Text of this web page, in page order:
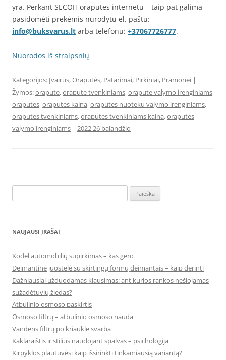
yra. Perkant SECOH orapūtes internetu – taip pat galima
pasidomėti prekėmis nurodytu el. paštu:
info@buksvarus.lt arba telefonu: +37067726777.
Nuorodos iš straipsnių
Kategorijos: Įvairūs,Orapūtės, Patarimai, Pirkiniai, Pramonei |
Žymos:orapute,orapute tvenkiniams,orapute valymo irenginiams,
oraputes,oraputes kaina,oraputes nuoteku valymo irenginiams,
oraputes tvenkiniams,oraputes tvenkiniams kaina,oraputes
valymo irenginiams | 2022 26 balandžio
NAUJAUSI ĮRAŠAI
Kodėl automobilių supirkimas – kas gero
Deimantinė juostelė su skirtingų formų deimantais – kaip derinti
Dažniausiai užduodamas klausimas: ant kurios rankos nešiojamas
sužadėtuvių žiedas?
Atbulinio osmoso paskirtis
Osmoso filtrų – atbulinio osmoso nauda
Vandens filtrų po kriaukle svarba
Kaklaraištis ir stilius naudojant spalvas – psichologija
Kirpyklos plautuvės: kaip išsirinkti tinkamiausią variantą?